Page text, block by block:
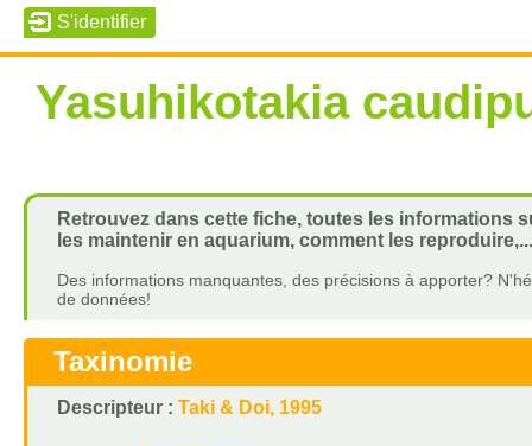
Yasuhikotakia
Retrouvez dans cette fiche, toutes les informations
les maintenir en aquarium, comment les reproduire,...
Des informations manquantes, des précisions à apporter?
de données!
Taxinomie
Descripteur : Taki & Doi, 1995